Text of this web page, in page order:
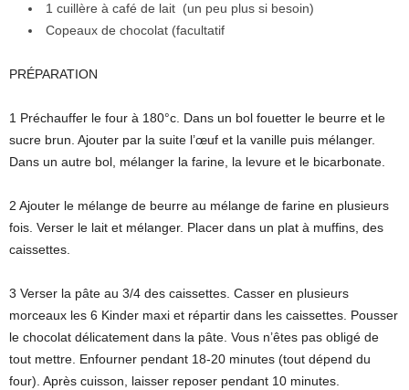
1 cuillère à café de lait (un peu plus si besoin)
Copeaux de chocolat (facultatif
PRÉPARATION
1 Préchauffer le four à 180°c. Dans un bol fouetter le beurre et le
sucre brun. Ajouter par la suite l’œuf et la vanille puis mélanger.
Dans un autre bol, mélanger la farine, la levure et le bicarbonate.
2 Ajouter le mélange de beurre au mélange de farine en plusieurs
fois. Verser le lait et mélanger. Placer dans un plat à muffins, des
caissettes.
3 Verser la pâte au 3/4 des caissettes. Casser en plusieurs
morceaux les 6 Kinder maxi et répartir dans les caissettes. Pousser
le chocolat délicatement dans la pâte. Vous n’êtes pas obligé de
tout mettre. Enfourner pendant 18-20 minutes (tout dépend du
four). Après cuisson, laisser reposer pendant 10 minutes.